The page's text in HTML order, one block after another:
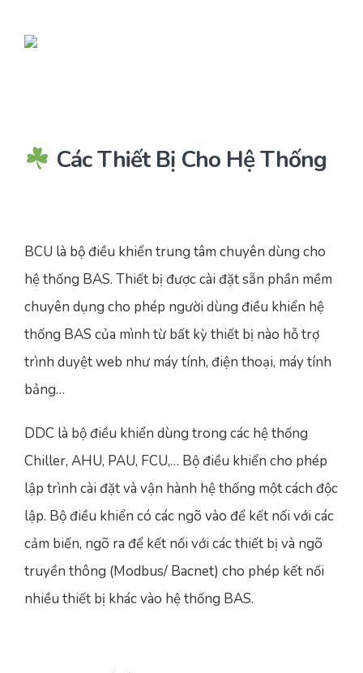
Các Thiết Bị Cho Hệ Thống
BCU là bộ điều khiển trung tâm chuyên dùng cho
hệ thống BAS. Thiết bị được cài đặt sẵn phần mềm
chuyên dụng cho phép người dùng điều khiển hệ
thống BAS của mình từ bất kỳ thiết bị nào hỗ trợ
trình duyệt web như máy tính, điện thoại, máy tính
bảng…
DDC là bộ điều khiển dùng trong các hệ thống
Chiller, AHU, PAU, FCU,… Bộ điều khiển cho phép
lập trình cài đặt và vận hành hệ thống một cách độc
lập. Bộ điều khiển có các ngõ vào để kết nối với các
cảm biến, ngõ ra để kết nối với các thiết bị và ngõ
truyền thông (Modbus/ Bacnet) cho phép kết nối
nhiều thiết bị khác vào hệ thống BAS.